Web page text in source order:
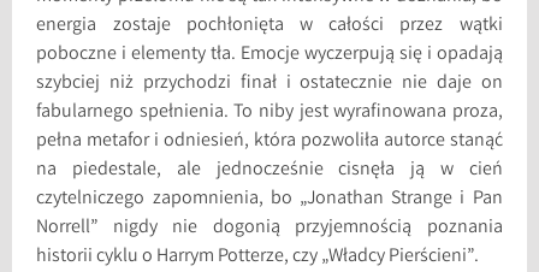
energia zostaje pochłonięta w całości przez wątki
poboczne i elementy tła. Emocje wyczerpują się i opadają
szybciej niż przychodzi finał i ostatecznie nie daje on
fabularnego spełnienia. To niby jest wyrafinowana proza,
pełna metafor i odniesień, która pozwoliła autorce stanąć
na piedestale, ale jednocześnie cisnęła ją w cień
czytelniczego zapomnienia, bo „Jonathan Strange i Pan
Norrell” nigdy nie dogonią przyjemnością poznania
historii cyklu o Harrym Potterze, czy „Władcy Pierścieni”.